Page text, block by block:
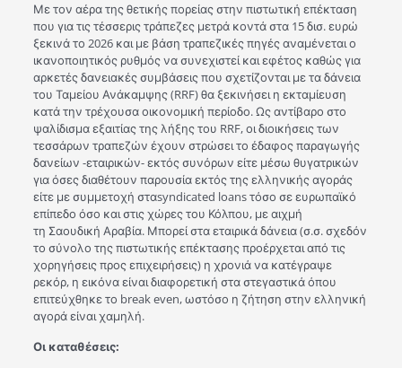
Με τον αέρα της θετικής πορείας στην πιστωτική επέκταση
που για τις τέσσερις τράπεζες μετρά κοντά στα 15 δισ. ευρώ
ξεκινά το 2026 και με βάση τραπεζικές πηγές αναμένεται ο
ικανοποιητικός ρυθμός να συνεχιστεί και εφέτος καθώς για
αρκετές δανειακές συμβάσεις που σχετίζονται με τα δάνεια
του Ταμείου Ανάκαμψης (RRF) θα ξεκινήσει η εκταμίευση
κατά την τρέχουσα οικονομική περίοδο. Ως αντίβαρο στο
ψαλίδισμα εξαιτίας της λήξης του RRF, οι διοικήσεις των
τεσσάρων τραπεζών έχουν στρώσει το έδαφος παραγωγής
δανείων -εταιρικών- εκτός συνόρων είτε μέσω θυγατρικών
για όσες διαθέτουν παρουσία εκτός της ελληνικής αγοράς
είτε με συμμετοχή σταsyndicated loans τόσο σε ευρωπαϊκό
επίπεδο όσο και στις χώρες του Κόλπου, με αιχμή
τη Σαουδική Αραβία. Μπορεί στα εταιρικά δάνεια (σ.σ. σχεδόν
το σύνολο της πιστωτικής επέκτασης προέρχεται από τις
χορηγήσεις προς επιχειρήσεις) η χρονιά να κατέγραψε
ρεκόρ, η εικόνα είναι διαφορετική στα στεγαστικά όπου
επιτεύχθηκε το break even, ωστόσο η ζήτηση στην ελληνική
αγορά είναι χαμηλή.
Οι καταθέσεις: